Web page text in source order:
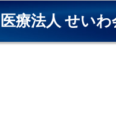
医療法人 せいわ